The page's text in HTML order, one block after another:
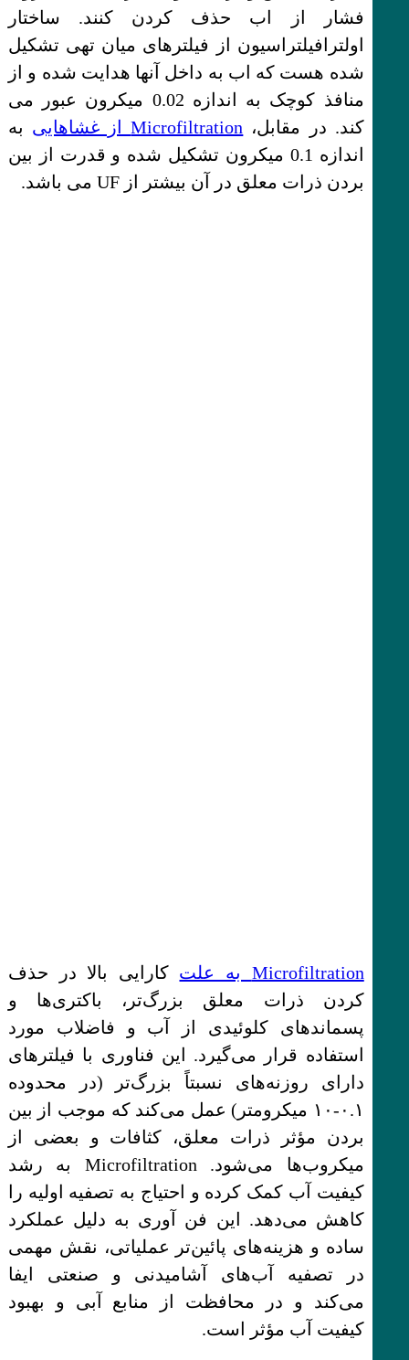
فشار از اب حذف کردن کنند. ساختار
اولترافیلتراسیون از فیلترهای میان تهی تشکیل
شده هست که اب به داخل آنها هدایت شده و از
منافذ کوچک به اندازه 0.02 میکرون عبور می
کند. در مقابل، Microfiltration از غشاهایی
به
اندازه 0.1 میکرون تشکیل شده و قدرت از بین
بردن ذرات معلق در آن بیشتر از UF می باشد.
Microfiltration به علت
کارایی بالا در حذف
کردن ذرات معلق بزرگ‌تر، باکتری‌ها و
پسماندهای کلوئیدی از آب و فاضلاب مورد
استفاده قرار می‌گیرد. این فناوری با فیلترهای
دارای روزنه‌های نسبتاً بزرگ‌تر (در محدوده
۰.۱-۱۰ میکرومتر) عمل می‌کند که موجب از بین
بردن مؤثر ذرات معلق، کثافات و بعضی از
میکروب‌ها می‌شود. Microfiltration به رشد
کیفیت آب کمک کرده و احتیاج به تصفیه اولیه را
کاهش می‌دهد. این فن آوری به دلیل عملکرد
ساده و هزینه‌های پائین‌تر عملیاتی، نقش مهمی
در تصفیه آب‌های آشامیدنی و صنعتی ایفا
می‌کند و در محافظت از منابع آبی و بهبود
کیفیت آب مؤثر است.